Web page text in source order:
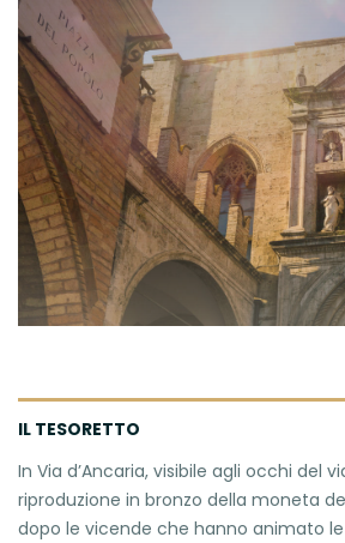
IL TESORETTO
In Via d’Ancaria, visibile agli occhi del
riproduzione in bronzo della moneta
dopo le vicende che hanno animato